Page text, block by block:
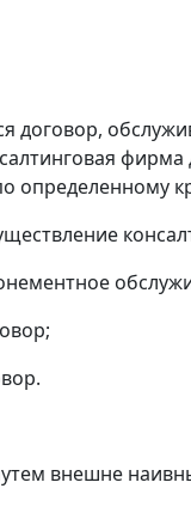
договор,
определенному
внешне